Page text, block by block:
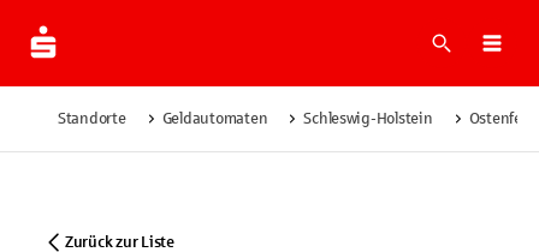
Suche
Standorte Geldautomaten Schleswig-Holstein Ostenfeld
Zurück zur Liste